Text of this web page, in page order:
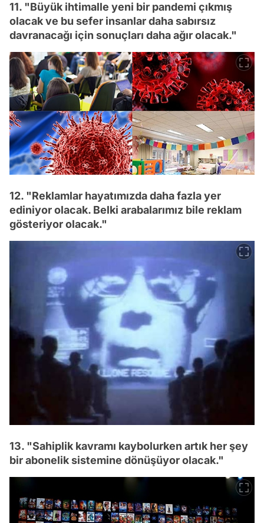
11. "Büyük ihtimalle yeni bir pandemi çıkmış
olacak ve bu sefer insanlar daha sabırsız
davranacağı için sonuçları daha ağır olacak."
12. "Reklamlar hayatımızda daha fazla yer
ediniyor olacak. Belki arabalarımız bile reklam
gösteriyor olacak."
13. "Sahiplik kavramı kaybolurken artık her şey
bir abonelik sistemine dönüşüyor olacak."